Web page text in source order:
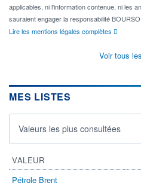
applicables, ni l'information contenue, ni les
sauraient engager la responsabilité
Lire les mentions légales complètes
Voir tous
MES LISTES
Valeurs les plus consultées
VALEUR
Pétrole Brent